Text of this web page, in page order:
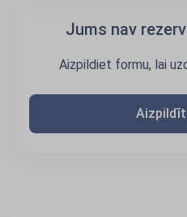
Jums nav
Aizpildiet formu, lai